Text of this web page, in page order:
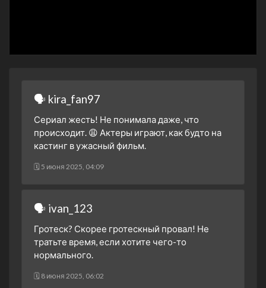
🗣 kira_fan97
Сериал жесть! Не понимала даже, что
происходит. 😩 Актеры играют, как будто на
кастинг в ужасный фильм.
🗓 5 июня 2025, 04:09
🗣 ivan_123
Гротеск? Скорее гротескный провал! Не
тратьте время, если хотите чего-то
нормального.
🗓 8 июня 2025, 06:02